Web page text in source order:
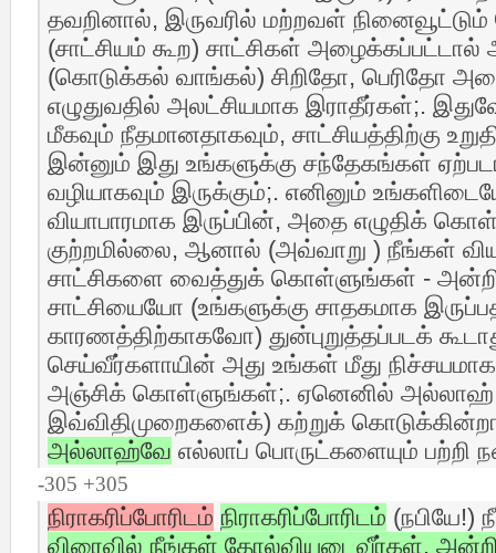
தவறினால், இருவரில் மற்றவள் நினைவூட்டும்
(சாட்சியம் கூற) சாட்சிகள் அழைக்கப்பட்டால்
(கொடுக்கல் வாங்கல்) சிறிதோ,
எழுதுவதில் அலட்சியமாக இராதீர்கள்;.
மீகவும் நீதமானதாகவும், சாட்சியத்திற்கு
இன்னும் இது உங்களுக்கு சந்தேகங்கள்
வழியாகவும் இருக்கும்;. எனினும்
வியாபாரமாக இருப்பின், அதை எழுதிக்
குற்றமில்லை, ஆனால் (அவ்வாறு ) நீங்கள்
சாட்சிகளை வைத்துக் கொள்ளுங்கள் -
சாட்சியையோ (உங்களுக்கு சாதகமாக
காரணத்திற்காகவோ) துன்புறுத்தப்படக்
செய்வீர்களாயின் அது உங்கள் மீது
அஞ்சிக் கொள்ளுங்கள்;. ஏனெனில் அல்லாஹ்
இவ்விதிமுறைகளைக்) கற்றுக்
அல்லாஹ்வே எல்லாப் பொருட்களையும் பற்றி
-305 +305
நிராகரிப்போரிடம் நிராகரிப்போரிடம் (நபியே!)
விரைவில் நீங்கள் தோல்வியடைவீர்கள்.